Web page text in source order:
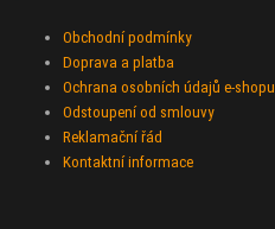
Obchodní podmínky
Doprava a platba
Ochrana osobních údajů e-shopu
Odstoupení od smlouvy
Reklamační řád
Kontaktní informace